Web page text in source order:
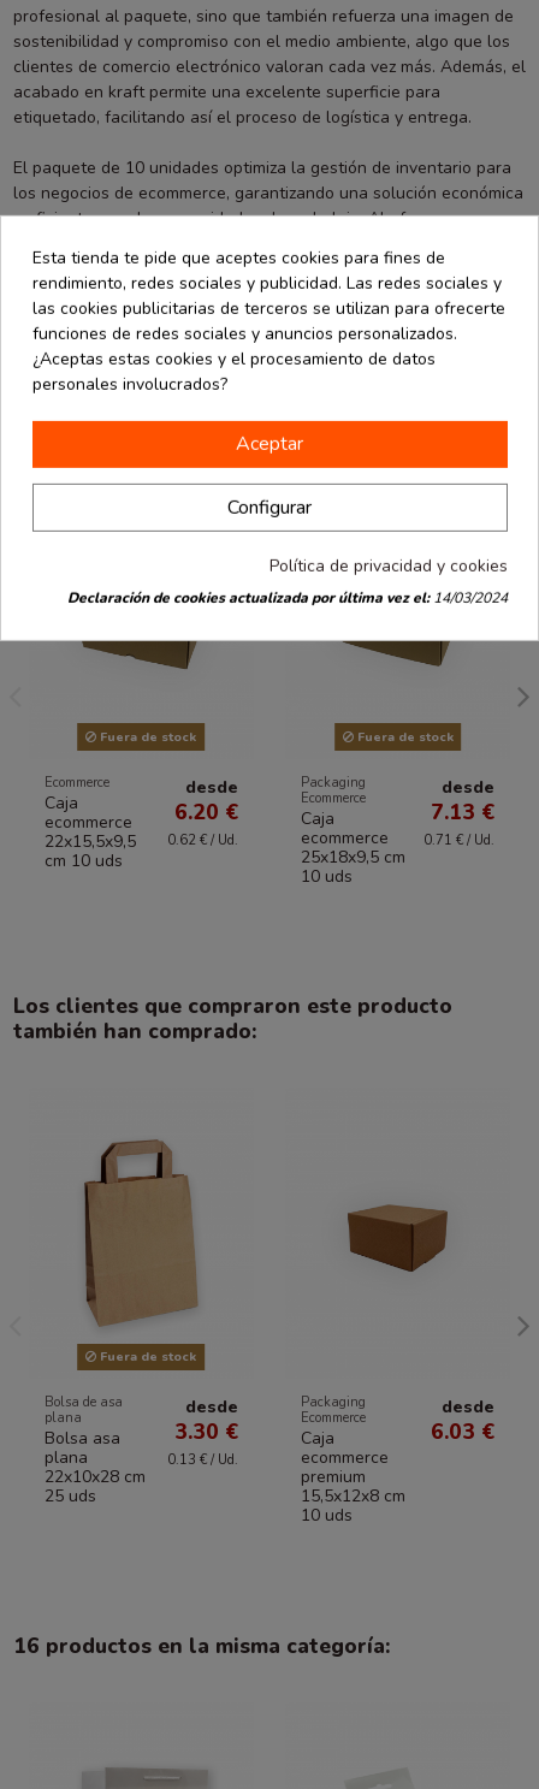
profesional al paquete, sino que también refuerza una imagen de
sostenibilidad y compromiso con el medio ambiente, algo que los
clientes de comercio electrónico valoran cada vez más. Además, el
acabado en kraft permite una excelente superficie para
etiquetado, facilitando así el proceso de logística y entrega.
El paquete de 10 unidades optimiza la gestión de inventario para
los negocios de ecommerce, garantizando una solución económica
y eficiente para las necesidades de embalaje. Al ofrecer un
productos lleguen a sus destinatarios en perfectas condiciones,
minimizando el riesgo de daños durante el transporte.
Fuera de stock
Ecommerce
Caja
ecommerce
22x15,5x9,5
cm 10 uds
desde
6.20 €
0.62 € / Ud.
Fuera de stock
Packaging
Ecommerce
Caja
ecommerce
25x18x9,5 cm
10 uds
desde
7.13 €
0.71 € / Ud.
Los clientes que compraron este producto
también han comprado:
Fuera de stock
Bolsa de asa
plana
Bolsa asa
plana
22x10x28 cm
25 uds
desde
3.30 €
0.13 € / Ud.
Packaging
Ecommerce
Caja
ecommerce
premium
15,5x12x8 cm
10 uds
desde
6.03 €
16 productos en la misma categoría:
Esta tienda te pide que aceptes cookies para fines de
rendimiento, redes sociales y publicidad. Las redes sociales y
las cookies publicitarias de terceros se utilizan para ofrecerte
funciones de redes sociales y anuncios personalizados.
¿Aceptas estas cookies y el procesamiento de datos
personales involucrados?
Aceptar
Configurar
Política de privacidad y cookies
Declaración de cookies actualizada por última vez el:14/03/2024